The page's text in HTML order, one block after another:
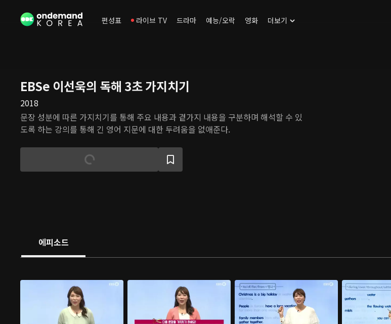
편성표 라이브 TV 드라마 예능/오락 영화 더보기
EBSe 이선욱의 독해 3초 가지치기
2018
문장 성분에 따른 가지치기를 통해 주요 내용과 곁가지 내용을 구분하며 해석할 수 있
도록 하는 강의를 통해 긴 영어 지문에 대한 두려움을 없애준다.
에피소드